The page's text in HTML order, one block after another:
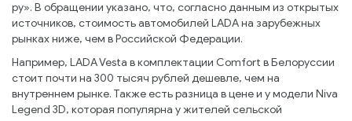
ру». В обращении указано, что, согласно данным из открытых
источников, стоимость автомобилей LADA на зарубежных
рынках ниже, чем в Российской Федерации.
Например, LADA Vesta в комплектации Comfort в Белоруссии
стоит почти на 300 тысяч рублей дешевле, чем на
внутреннем рынке. Также есть разница в цене и у модели Niva
Legend 3D, которая популярна у жителей сельской